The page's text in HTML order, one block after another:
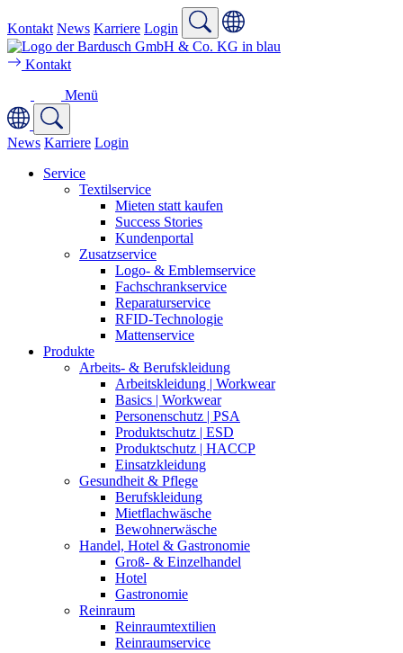
Kontakt News Karriere Login
Kontakt
Menü
News Karriere Login
Service
Textilservice
Mieten statt kaufen
Success Stories
Kundenportal
Zusatzservice
Logo- & Emblemservice
Fachschrankservice
Reparaturservice
RFID-Technologie
Mattenservice
Produkte
Arbeits- & Berufskleidung
Arbeitskleidung | Workwear
Basics | Workwear
Personenschutz | PSA
Produktschutz | ESD
Produktschutz | HACCP
Einsatzkleidung
Gesundheit & Pflege
Berufskleidung
Mietflachwäsche
Bewohnerwäsche
Handel, Hotel & Gastronomie
Groß- & Einzelhandel
Hotel
Gastronomie
Reinraum
Reinraumtextilien
Reinraumservice